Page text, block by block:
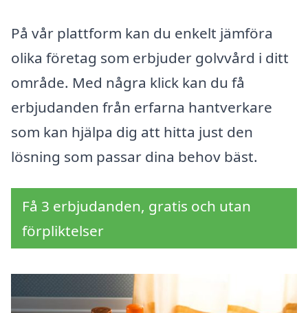
På vår plattform kan du enkelt jämföra
olika företag som erbjuder golvvård i ditt
område. Med några klick kan du få
erbjudanden från erfarna hantverkare
som kan hjälpa dig att hitta just den
lösning som passar dina behov bäst.
Få 3 erbjudanden, gratis och utan
förpliktelser